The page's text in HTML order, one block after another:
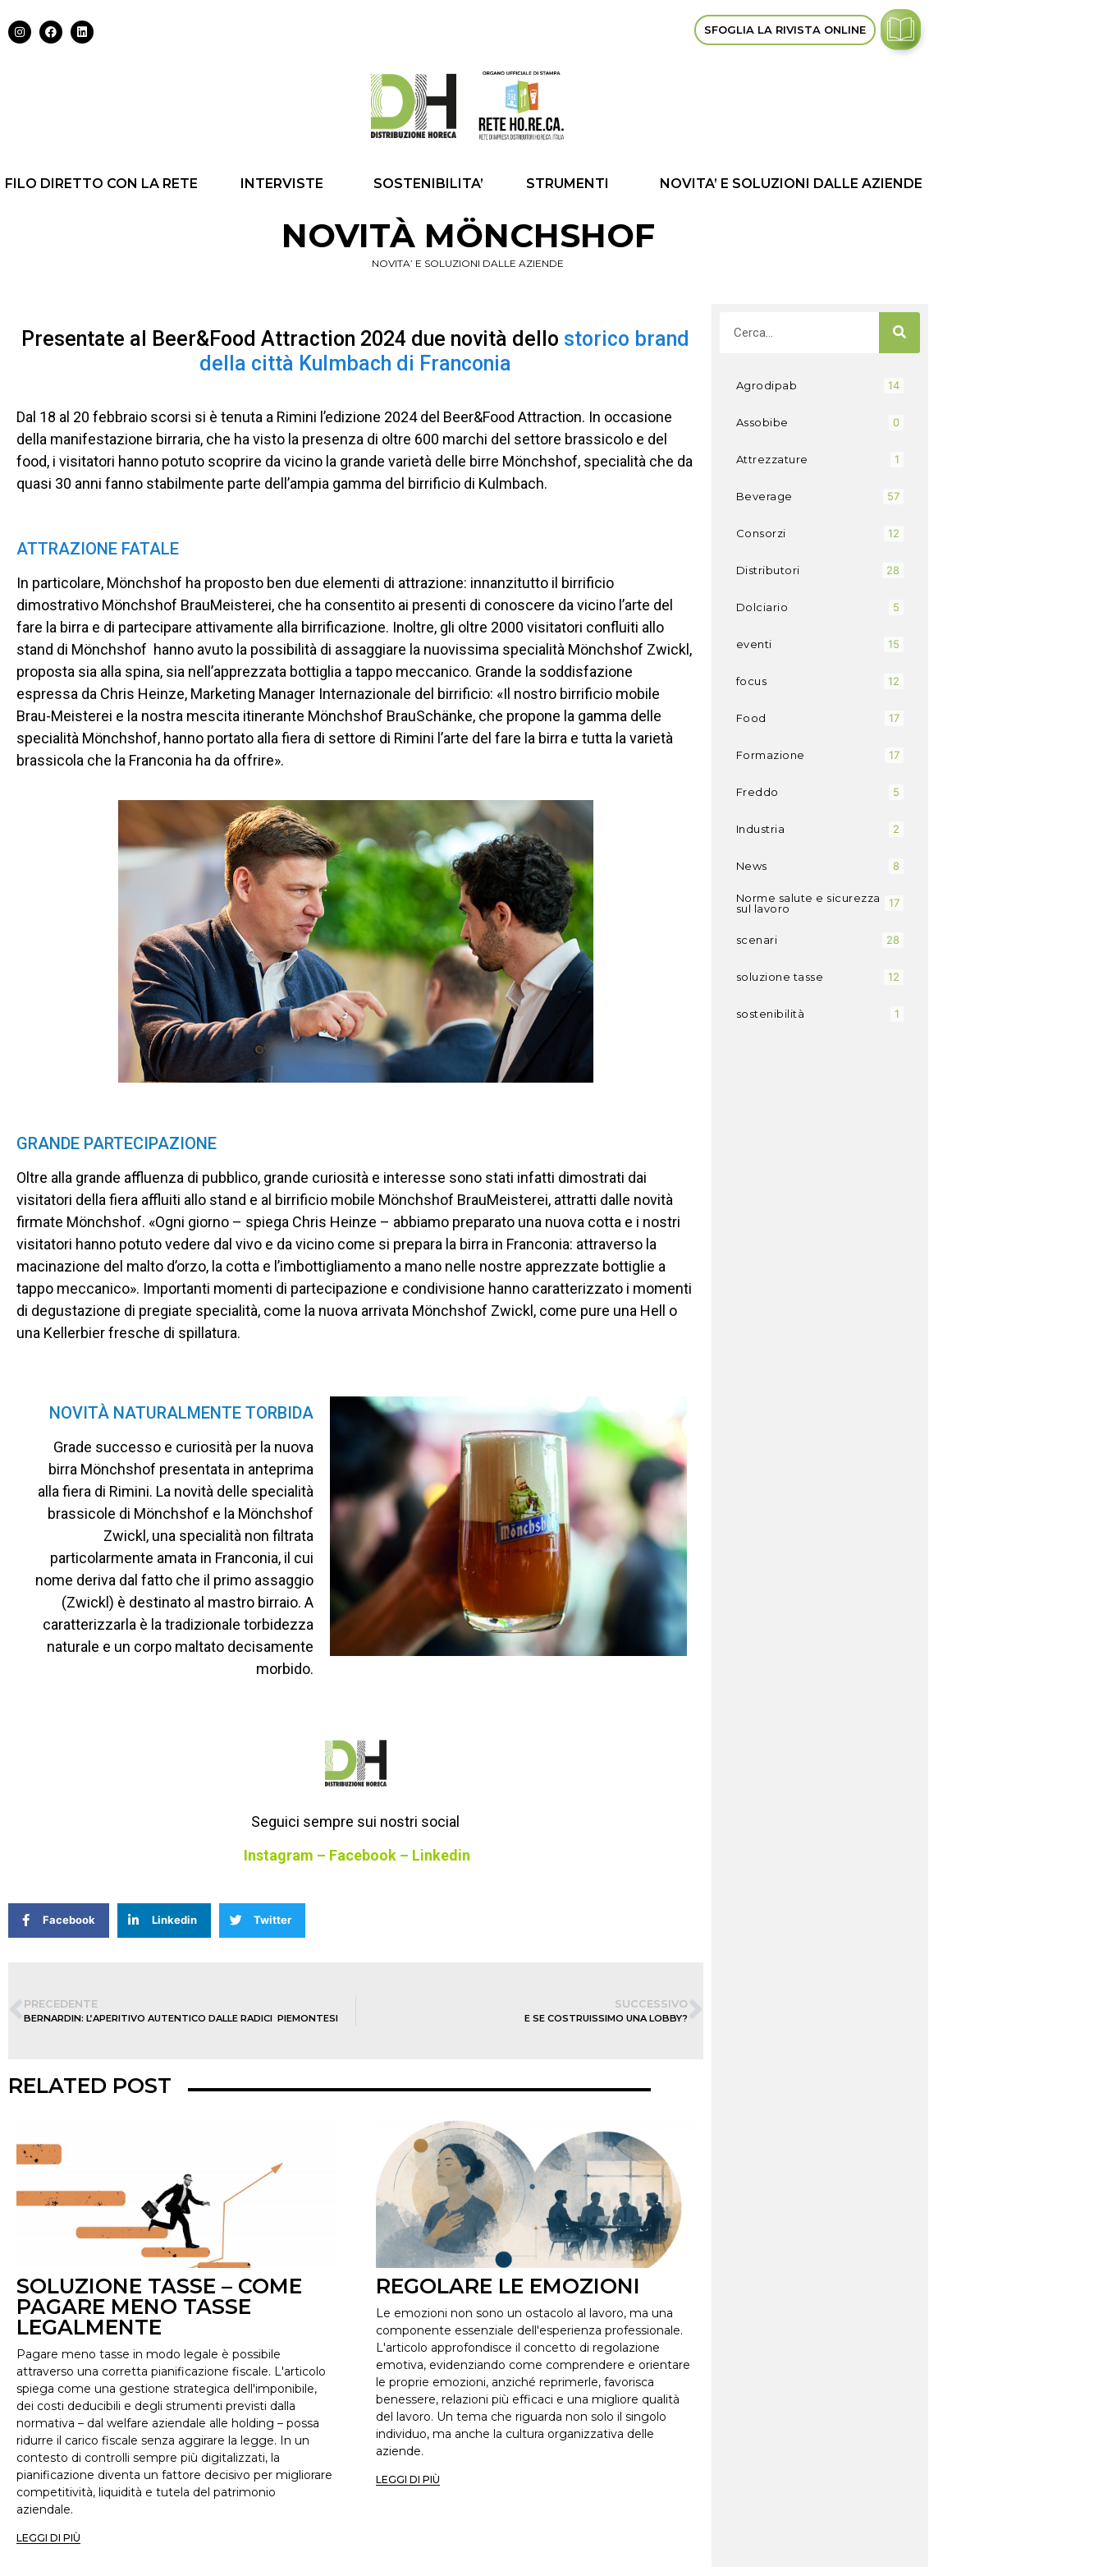
SFOGLIA LA RIVISTA ONLINE
FILO DIRETTO CON LA RETE INTERVISTE SOSTENIBILITA’ STRUMENTI NOVITA’ E SOLUZIONI DALLE AZIENDE
NOVITÀ MÖNCHSHOF
NOVITA’ E SOLUZIONI DALLE AZIENDE
Presentate al Beer&Food Attraction 2024 due novità dello storico brand
della città Kulmbach di Franconia
Dal 18 al 20 febbraio scorsi si è tenuta a Rimini l’edizione 2024 del Beer&Food Attraction. In occasione
della manifestazione birraria, che ha visto la presenza di oltre 600 marchi del settore brassicolo e del
food, i visitatori hanno potuto scoprire da vicino la grande varietà delle birre Mönchshof, specialità che da
quasi 30 anni fanno stabilmente parte dell’ampia gamma del birrificio di Kulmbach.
ATTRAZIONE FATALE
In particolare, Mönchshof ha proposto ben due elementi di attrazione: innanzitutto il birrificio
dimostrativo Mönchshof BrauMeisterei, che ha consentito ai presenti di conoscere da vicino l’arte del
fare la birra e di partecipare attivamente alla birrificazione. Inoltre, gli oltre 2000 visitatori confluiti allo
stand di Mönchshof hanno avuto la possibilità di assaggiare la nuovissima specialità Mönchshof Zwickl,
proposta sia alla spina, sia nell’apprezzata bottiglia a tappo meccanico. Grande la soddisfazione
espressa da Chris Heinze, Marketing Manager Internazionale del birrificio: «Il nostro birrificio mobile
Brau-Meisterei e la nostra mescita itinerante Mönchshof BrauSchänke, che propone la gamma delle
specialità Mönchshof, hanno portato alla fiera di settore di Rimini l’arte del fare la birra e tutta la varietà
brassicola che la Franconia ha da offrire».
GRANDE PARTECIPAZIONE
Oltre alla grande affluenza di pubblico, grande curiosità e interesse sono stati infatti dimostrati dai
visitatori della fiera affluiti allo stand e al birrificio mobile Mönchshof BrauMeisterei, attratti dalle novità
firmate Mönchshof. «Ogni giorno – spiega Chris Heinze – abbiamo preparato una nuova cotta e i nostri
visitatori hanno potuto vedere dal vivo e da vicino come si prepara la birra in Franconia: attraverso la
macinazione del malto d’orzo, la cotta e l’imbottigliamento a mano nelle nostre apprezzate bottiglie a
tappo meccanico». Importanti momenti di partecipazione e condivisione hanno caratterizzato i momenti
di degustazione di pregiate specialità, come la nuova arrivata Mönchshof Zwickl, come pure una Hell o
una Kellerbier fresche di spillatura.
NOVITÀ NATURALMENTE TORBIDA
Grade successo e curiosità per la nuova
birra Mönchshof presentata in anteprima
alla fiera di Rimini. La novità delle specialità
brassicole di Mönchshof e la Mönchshof
Zwickl, una specialità non filtrata
particolarmente amata in Franconia, il cui
nome deriva dal fatto che il primo assaggio
(Zwickl) è destinato al mastro birraio. A
caratterizzarla è la tradizionale torbidezza
naturale e un corpo maltato decisamente
morbido.
Seguici sempre sui nostri social
Instagram – Facebook – Linkedin
Facebook Linkedin Twitter
PRECEDENTE
BERNARDIN: L’APERITIVO AUTENTICO DALLE RADICI PIEMONTESI
SUCCESSIVO
E SE COSTRUISSIMO UNA LOBBY?
RELATED POST
SOLUZIONE TASSE – COME
PAGARE MENO TASSE
LEGALMENTE
Pagare meno tasse in modo legale è possibile
attraverso una corretta pianificazione fiscale. L'articolo
spiega come una gestione strategica dell'imponibile,
dei costi deducibili e degli strumenti previsti dalla
normativa – dal welfare aziendale alle holding – possa
ridurre il carico fiscale senza aggirare la legge. In un
contesto di controlli sempre più digitalizzati, la
pianificazione diventa un fattore decisivo per migliorare
competitività, liquidità e tutela del patrimonio
aziendale.
LEGGI DI PIÙ
REGOLARE LE EMOZIONI
Le emozioni non sono un ostacolo al lavoro, ma una
componente essenziale dell'esperienza professionale.
L'articolo approfondisce il concetto di regolazione
emotiva, evidenziando come comprendere e orientare
le proprie emozioni, anziché reprimerle, favorisca
benessere, relazioni più efficaci e una migliore qualità
del lavoro. Un tema che riguarda non solo il singolo
individuo, ma anche la cultura organizzativa delle
aziende.
LEGGI DI PIÙ
Agrodipab 14
Assobibe 0
Attrezzature 1
Beverage 57
Consorzi 12
Distributori 28
Dolciario 5
eventi 15
focus 12
Food 17
Formazione 17
Freddo 5
Industria 2
News 8
Norme salute e sicurezza
sul lavoro
17
scenari 28
soluzione tasse 12
sostenibilità 1